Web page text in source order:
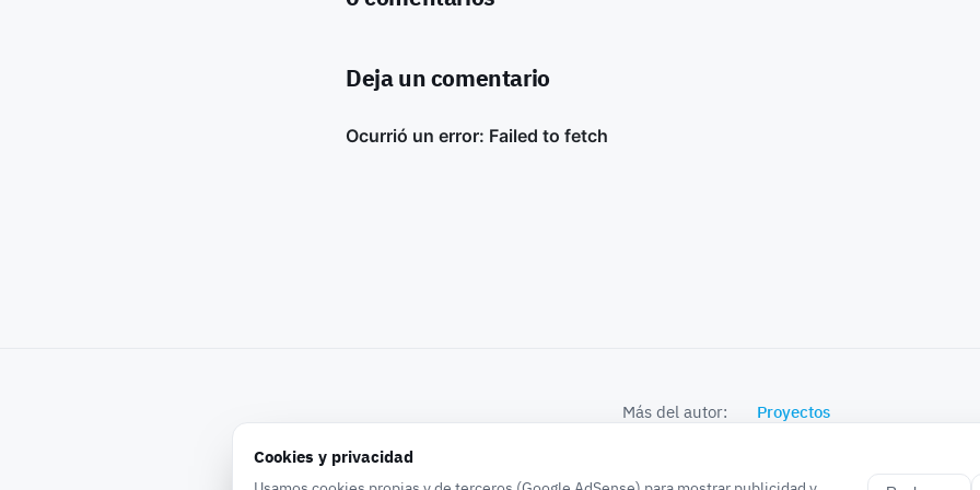
Deja un comentario
Más del autor: Proyectos
Cookies y privacidad